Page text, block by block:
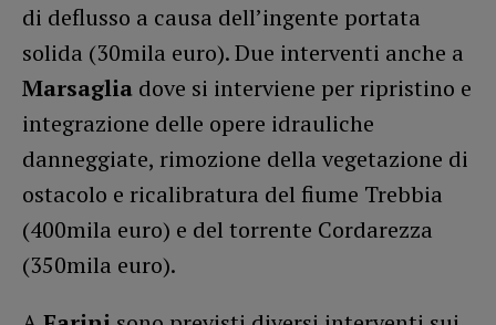
di deflusso a causa dell’ingente portata
solida (30mila euro). Due interventi anche a
Marsaglia dove si interviene per ripristino e
integrazione delle opere idrauliche
danneggiate, rimozione della vegetazione di
ostacolo e ricalibratura del fiume Trebbia
(400mila euro) e del torrente Cordarezza
(350mila euro).